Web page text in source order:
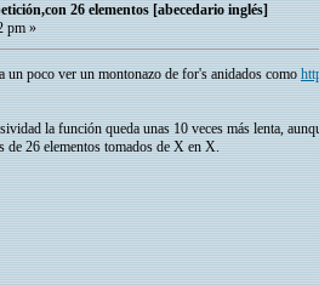
26 elementos [abecedario inglés]
pm »
un poco ver un montonazo de for's anidados como
la función queda unas 10 veces más lenta,
de 26 elementos tomados de X en X.